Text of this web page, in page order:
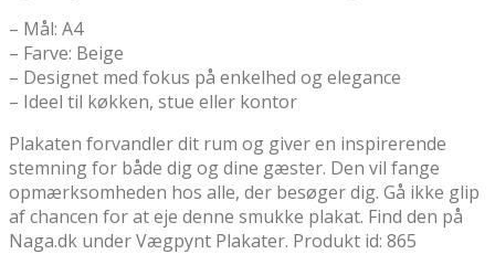
– Mål: A4
– Farve: Beige
– Designet med fokus på enkelhed og elegance
– Ideel til køkken, stue eller kontor
Plakaten forvandler dit rum og giver en inspirerende
stemning for både dig og dine gæster. Den vil fange
opmærksomheden hos alle, der besøger dig. Gå ikke glip
af chancen for at eje denne smukke plakat. Find den på
Naga.dk under Vægpynt Plakater. Produkt id: 865